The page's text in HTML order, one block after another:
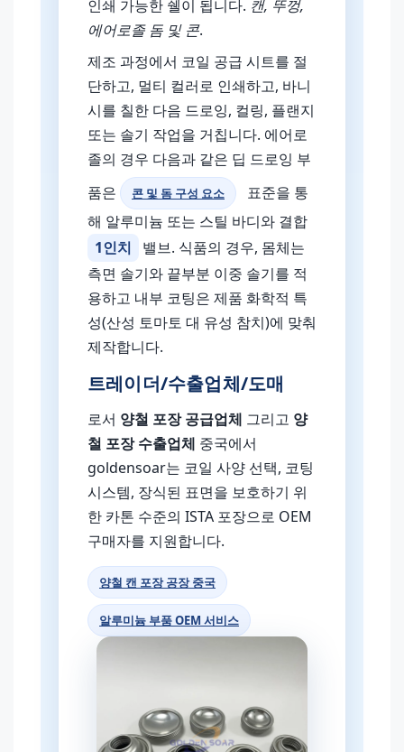
인쇄 가능한 쉘이 됩니다. 캔, 뚜껑,
에어로졸 돔 및 콘.
제조 과정에서 코일 공급 시트를 절
단하고, 멀티 컬러로 인쇄하고, 바니
시를 칠한 다음 드로잉, 컬링, 플랜지
또는 솔기 작업을 거칩니다. 에어로
졸의 경우 다음과 같은 딥 드로잉 부
품은
콘 및 돔 구성 요소
표준을 통
해 알루미늄 또는 스틸 바디와 결합
1인치
밸브. 식품의 경우, 몸체는
측면 솔기와 끝부분 이중 솔기를 적
용하고 내부 코팅은 제품 화학적 특
성(산성 토마토 대 유성 참치)에 맞춰
제작합니다.
트레이더/수출업체/도매
로서 양철 포장 공급업체 그리고 양
철 포장 수출업체 중국에서
goldensoar는 코일 사양 선택, 코팅
시스템, 장식된 표면을 보호하기 위
한 카톤 수준의 ISTA 포장으로 OEM
구매자를 지원합니다.
양철 캔 포장 공장 중국
알루미늄 부품 OEM 서비스